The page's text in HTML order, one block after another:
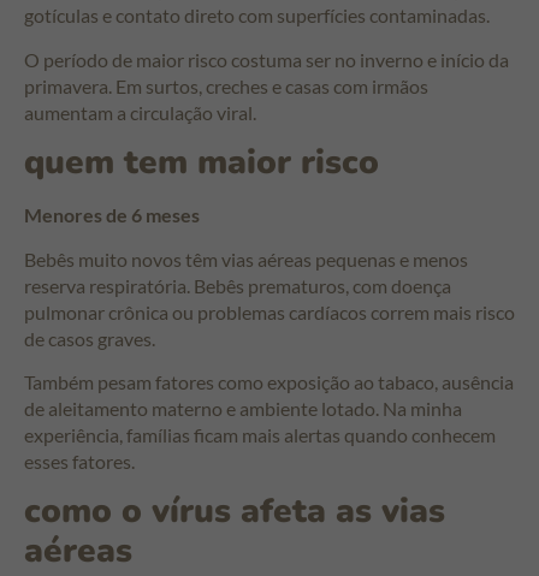
gotículas e contato direto com superfícies contaminadas.
O período de maior risco costuma ser no inverno e início da
primavera. Em surtos, creches e casas com irmãos
aumentam a circulação viral.
quem tem maior risco
Menores de 6 meses
Bebês muito novos têm vias aéreas pequenas e menos
reserva respiratória. Bebês prematuros, com doença
pulmonar crônica ou problemas cardíacos correm mais risco
de casos graves.
Também pesam fatores como exposição ao tabaco, ausência
de aleitamento materno e ambiente lotado. Na minha
experiência, famílias ficam mais alertas quando conhecem
esses fatores.
como o vírus afeta as vias
aéreas